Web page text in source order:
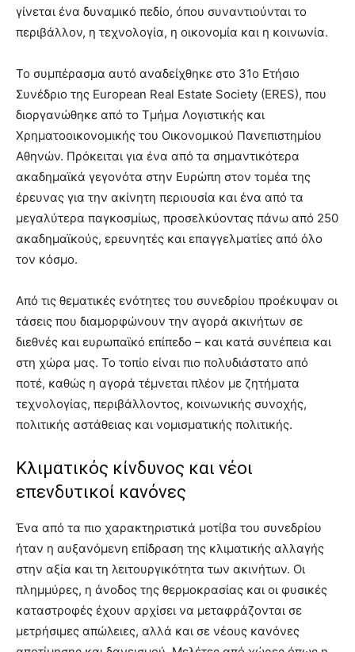
γίνεται ένα δυναμικό πεδίο, όπου συναντιούνται το
περιβάλλον, η τεχνολογία, η οικονομία και η κοινωνία.
Το συμπέρασμα αυτό αναδείχθηκε στο 31ο Ετήσιο
Συνέδριο της European Real Estate Society (ERES), που
διοργανώθηκε από το Τμήμα Λογιστικής και
Χρηματοοικονομικής του Οικονομικού Πανεπιστημίου
Αθηνών. Πρόκειται για ένα από τα σημαντικότερα
ακαδημαϊκά γεγονότα στην Ευρώπη στον τομέα της
έρευνας για την ακίνητη περιουσία και ένα από τα
μεγαλύτερα παγκοσμίως, προσελκύοντας πάνω από 250
ακαδημαϊκούς, ερευνητές και επαγγελματίες από όλο
τον κόσμο.
Από τις θεματικές ενότητες του συνεδρίου προέκυψαν οι
τάσεις που διαμορφώνουν την αγορά ακινήτων σε
διεθνές και ευρωπαϊκό επίπεδο – και κατά συνέπεια και
στη χώρα μας. Το τοπίο είναι πιο πολυδιάστατο από
ποτέ, καθώς η αγορά τέμνεται πλέον με ζητήματα
τεχνολογίας, περιβάλλοντος, κοινωνικής συνοχής,
πολιτικής αστάθειας και νομισματικής πολιτικής.
Κλιματικός κίνδυνος και νέοι
επενδυτικοί κανόνες
Ένα από τα πιο χαρακτηριστικά μοτίβα του συνεδρίου
ήταν η αυξανόμενη επίδραση της κλιματικής αλλαγής
στην αξία και τη λειτουργικότητα των ακινήτων. Οι
πλημμύρες, η άνοδος της θερμοκρασίας και οι φυσικές
καταστροφές έχουν αρχίσει να μεταφράζονται σε
μετρήσιμες απώλειες, αλλά και σε νέους κανόνες